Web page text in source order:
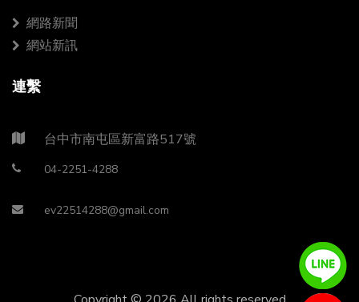
網路新聞
網站新訊
連繫
台中市南屯區新富路517號
04-2251-4288
ev22514288@gmail.com